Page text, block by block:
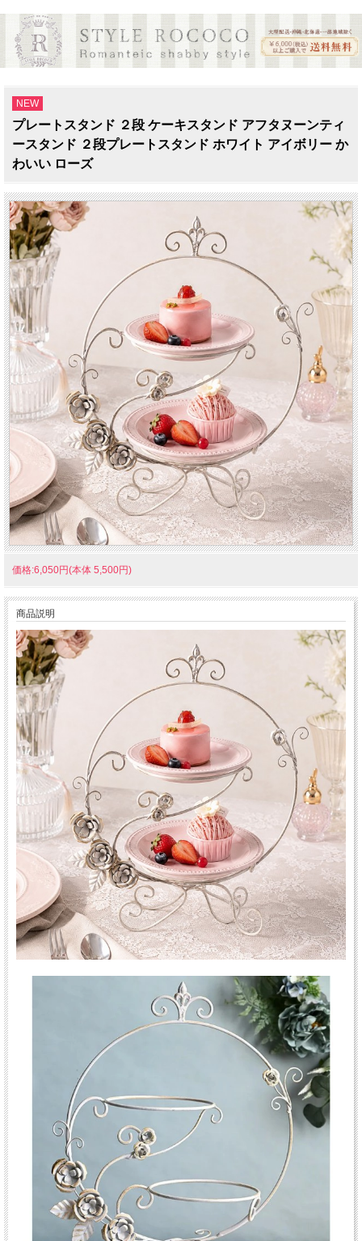
NEW
プレートスタンド ２段 ケーキスタンド アフタヌーンティ
ースタンド ２段プレートスタンド ホワイト アイボリー か
わいい ローズ
価格:6,050円(本体 5,500円)
商品説明